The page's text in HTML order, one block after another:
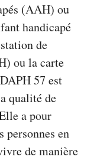
(AAH) ou
handicapé
de
ou la carte
57 est
qualité de
a pour
personnes en
de manière